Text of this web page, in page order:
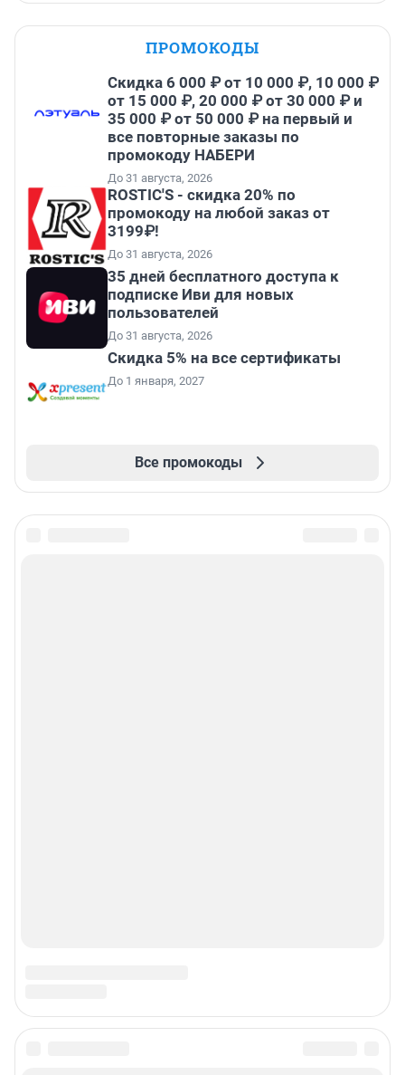
ПРОМОКОДЫ
Скидка 6 000 ₽ от 10 000 ₽, 10 000 ₽
от 15 000 ₽, 20 000 ₽ от 30 000 ₽ и
35 000 ₽ от 50 000 ₽ на первый и
все повторные заказы по
промокоду НАБЕРИ
До 31 августа, 2026
ROSTIC'S - скидка 20% по
промокоду на любой заказ от
3199₽!
До 31 августа, 2026
35 дней бесплатного доступа к
подписке Иви для новых
пользователей
До 31 августа, 2026
Скидка 5% на все сертификаты
До 1 января, 2027
Все промокоды